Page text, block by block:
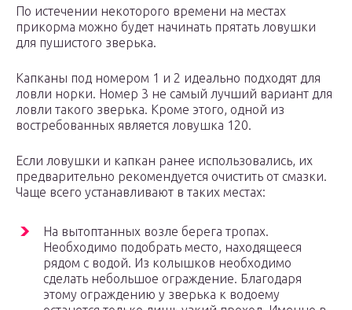
По истечении некоторого времени на местах
прикорма можно будет начинать прятать ловушки
для пушистого зверька.
Капканы под номером 1 и 2 идеально подходят для
ловли норки. Номер 3 не самый лучший вариант для
ловли такого зверька. Кроме этого, одной из
востребованных является ловушка 120.
Если ловушки и капкан ранее использовались, их
предварительно рекомендуется очистить от смазки.
Чаще всего устанавливают в таких местах:
На вытоптанных возле берега тропах.
Необходимо подобрать место, находящееся
рядом с водой. Из колышков необходимо
сделать небольшое ограждение. Благодаря
этому ограждению у зверька к водоему